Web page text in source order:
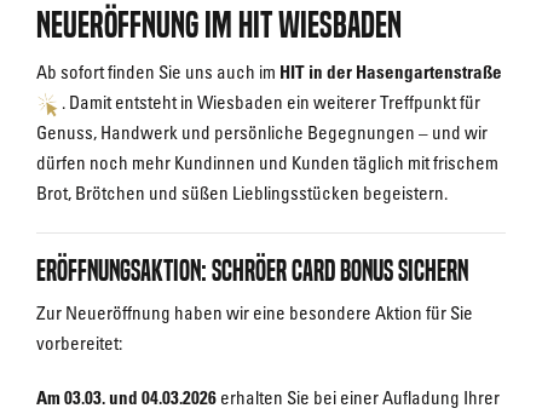
Neueröffnung im HIT Wiesbaden
Ab sofort finden Sie uns auch im HIT in der Hasengartenstraße
. Damit entsteht in Wiesbaden ein weiterer Treffpunkt für
Genuss, Handwerk und persönliche Begegnungen – und wir
dürfen noch mehr Kundinnen und Kunden täglich mit frischem
Brot, Brötchen und süßen Lieblingsstücken begeistern.
Eröffnungsaktion: Schröer Card Bonus sichern
Zur Neueröffnung haben wir eine besondere Aktion für Sie
vorbereitet:
Am 03.03. und 04.03.2026 erhalten Sie bei einer Aufladung Ihrer